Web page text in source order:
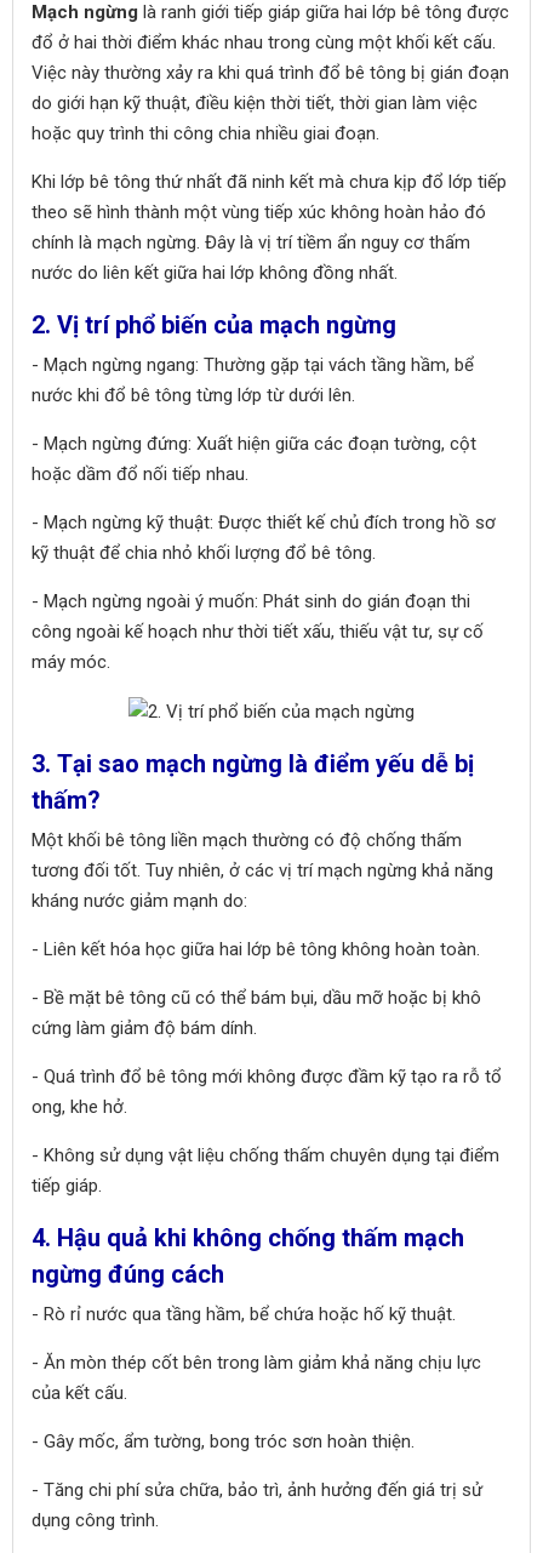
Mạch ngừng là ranh giới tiếp giáp giữa hai lớp bê tông được
đổ ở hai thời điểm khác nhau trong cùng một khối kết cấu.
Việc này thường xảy ra khi quá trình đổ bê tông bị gián đoạn
do giới hạn kỹ thuật, điều kiện thời tiết, thời gian làm việc
hoặc quy trình thi công chia nhiều giai đoạn.
Khi lớp bê tông thứ nhất đã ninh kết mà chưa kịp đổ lớp tiếp
theo sẽ hình thành một vùng tiếp xúc không hoàn hảo đó
chính là mạch ngừng. Đây là vị trí tiềm ẩn nguy cơ thấm
nước do liên kết giữa hai lớp không đồng nhất.
2. Vị trí phổ biến của mạch ngừng
- Mạch ngừng ngang: Thường gặp tại vách tầng hầm, bể
nước khi đổ bê tông từng lớp từ dưới lên.
- Mạch ngừng đứng: Xuất hiện giữa các đoạn tường, cột
hoặc dầm đổ nối tiếp nhau.
- Mạch ngừng kỹ thuật: Được thiết kế chủ đích trong hồ sơ
kỹ thuật để chia nhỏ khối lượng đổ bê tông.
- Mạch ngừng ngoài ý muốn: Phát sinh do gián đoạn thi
công ngoài kế hoạch như thời tiết xấu, thiếu vật tư, sự cố
máy móc.
3. Tại sao mạch ngừng là điểm yếu dễ bị
thấm?
Một khối bê tông liền mạch thường có độ chống thấm
tương đối tốt. Tuy nhiên, ở các vị trí mạch ngừng khả năng
kháng nước giảm mạnh do:
- Liên kết hóa học giữa hai lớp bê tông không hoàn toàn.
- Bề mặt bê tông cũ có thể bám bụi, dầu mỡ hoặc bị khô
cứng làm giảm độ bám dính.
- Quá trình đổ bê tông mới không được đầm kỹ tạo ra rỗ tổ
ong, khe hở.
- Không sử dụng vật liệu chống thấm chuyên dụng tại điểm
tiếp giáp.
4. Hậu quả khi không chống thấm mạch
ngừng đúng cách
- Rò rỉ nước qua tầng hầm, bể chứa hoặc hố kỹ thuật.
- Ăn mòn thép cốt bên trong làm giảm khả năng chịu lực
của kết cấu.
- Gây mốc, ẩm tường, bong tróc sơn hoàn thiện.
- Tăng chi phí sửa chữa, bảo trì, ảnh hưởng đến giá trị sử
dụng công trình.